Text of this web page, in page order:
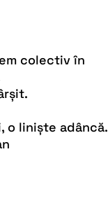
colectiv în
o liniște adâncă.